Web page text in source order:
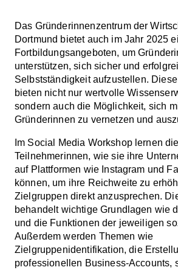
Das Gründerinnenzentrum der
Dortmund bietet auch im Jahr 2025
Fortbildungsangeboten, um
unterstützen, sich sicher und
Selbstständigkeit aufzustellen.
bieten nicht nur wertvolle
sondern auch die Möglichkeit, sich
Gründerinnen zu vernetzen und
Im Social Media Workshop lernen die
Teilnehmerinnen, wie sie ihre
auf Plattformen wie Instagram und
können, um ihre Reichweite zu
Zielgruppen direkt anzusprechen.
behandelt wichtige Grundlagen wie
und die Funktionen der jeweiligen
Außerdem werden Themen wie
Zielgruppenidentifikation, die
professionellen Business-Accounts,